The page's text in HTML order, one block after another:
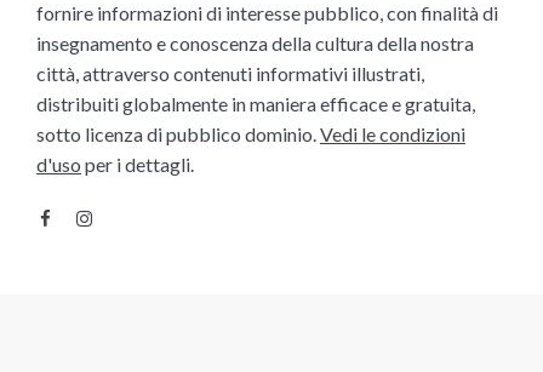
fornire informazioni di interesse pubblico, con finalità di
insegnamento e conoscenza della cultura della nostra
città, attraverso contenuti informativi illustrati,
distribuiti globalmente in maniera efficace e gratuita,
sotto licenza di pubblico dominio.Vedi le condizioni
d'uso per i dettagli.